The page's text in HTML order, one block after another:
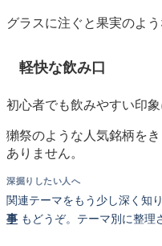
グラスに注ぐと果実のよ
軽快な飲み口
初心者でも飲みやすい印象
獺祭のような人気銘柄を
ありません。
深掘りしたい人へ
関連テーマをもう少し深く知り
事 もどうぞ。テーマ別に整理